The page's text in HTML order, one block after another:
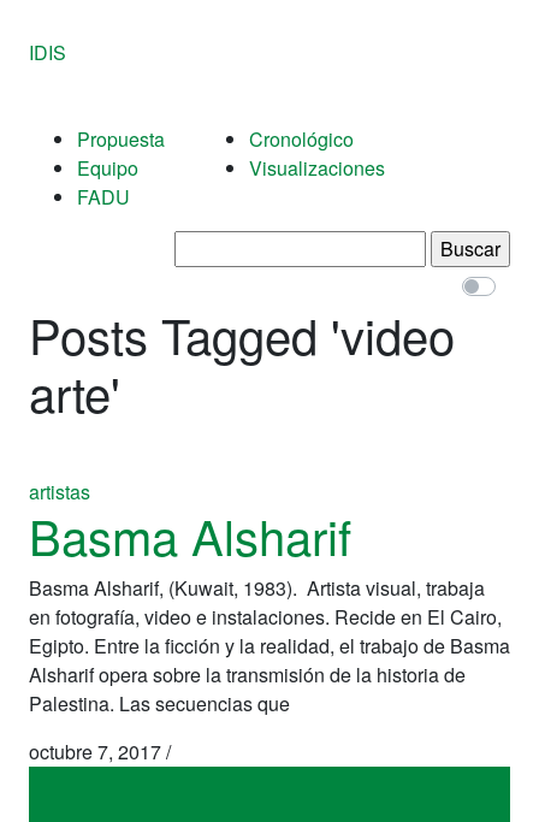
IDIS
Propuesta
Equipo
FADU
Cronológico
Visualizaciones
Posts Tagged 'video
arte'
artistas
Basma Alsharif
Basma Alsharif, (Kuwait, 1983). Artista visual, trabaja
en fotografía, video e instalaciones. Recide en El Cairo,
Egipto. Entre la ficción y la realidad, el trabajo de Basma
Alsharif opera sobre la transmisión de la historia de
Palestina. Las secuencias que
octubre 7, 2017/